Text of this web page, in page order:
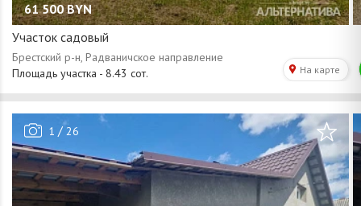
61 500 BYN
Участок садовый
1 / 26